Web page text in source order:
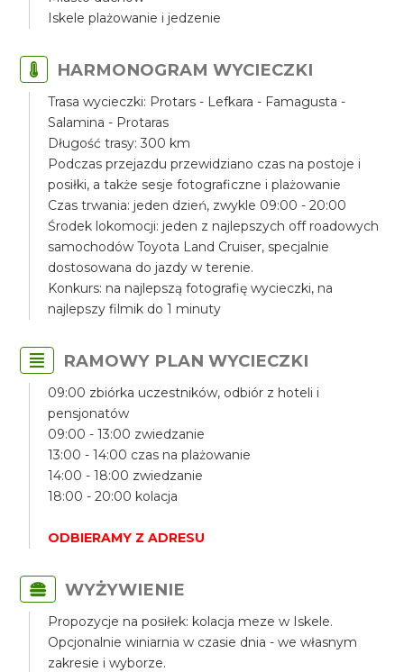
Iskele plażowanie i jedzenie
HARMONOGRAM WYCIECZKI
Trasa wycieczki: Protars - Lefkara - Famagusta -
Salamina - Protaras
Długość trasy: 300 km
Podczas przejazdu przewidziano czas na postoje i
posiłki, a także sesje fotograficzne i plażowanie
Czas trwania: jeden dzień, zwykle 09:00 - 20:00
Środek lokomocji: jeden z najlepszych off roadowych
samochodów Toyota Land Cruiser, specjalnie
dostosowana do jazdy w terenie.
Konkurs: na najlepszą fotografię wycieczki, na
najlepszy filmik do 1 minuty
RAMOWY PLAN WYCIECZKI
09:00 zbiórka uczestników, odbiór z hoteli i
pensjonatów
09:00 - 13:00 zwiedzanie
13:00 - 14:00 czas na plażowanie
14:00 - 18:00 zwiedzanie
18:00 - 20:00 kolacja
ODBIERAMY Z ADRESU
WYŻYWIENIE
Propozycje na posiłek: kolacja meze w Iskele.
Opcjonalnie winiarnia w czasie dnia - we własnym
zakresie i wyborze.